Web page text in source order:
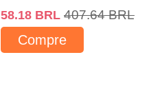
58.18 BRL 407.64 BRL
Compre